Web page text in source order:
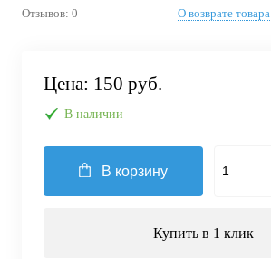
Отзывов: 0 О возврате товара
Цена: 150 руб.
В наличии
В корзину
Купить в 1 клик